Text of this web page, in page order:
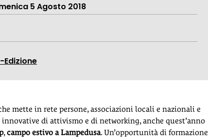
5 Agosto 2018
mette in rete persone, associazioni locali e nazionali e
di attivismo e di networking, anche quest’anno
,campo estivo a Lampedusa. Un’opportunità di formazione